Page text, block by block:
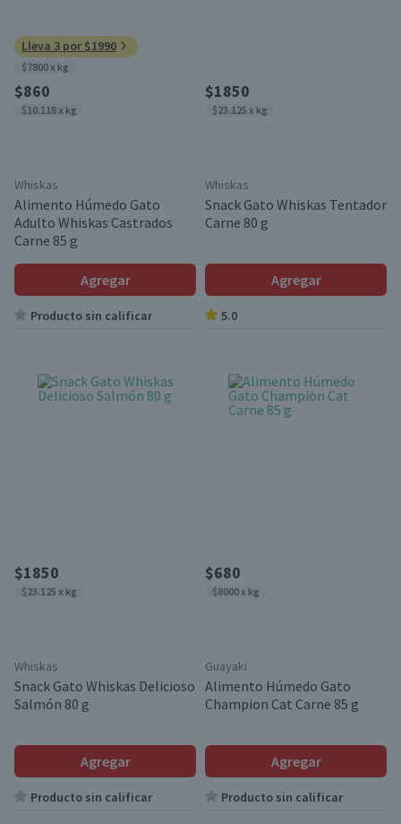
Lleva 3 por $1990
$7800 x kg
$860
$10.118 x kg
Whiskas
Alimento Húmedo Gato
Adulto Whiskas Castrados
Carne 85 g
Agregar
Producto sin calificar
$1850
$23.125 x kg
Whiskas
Snack Gato Whiskas Tentador
Carne 80 g
Agregar
5.0
$1850
$23.125 x kg
Whiskas
Snack Gato Whiskas Delicioso
Salmón 80 g
Agregar
Producto sin calificar
$680
$8000 x kg
Guayaki
Alimento Húmedo Gato
Champion Cat Carne 85 g
Agregar
Producto sin calificar